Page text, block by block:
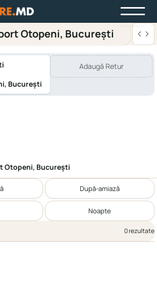
Otopeni, București
București
Adaugă Retur
Otopeni, București
După-amiază
Noapte
0 rezultate